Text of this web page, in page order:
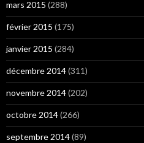
mars 2015 (288)
février 2015 (175)
janvier 2015 (284)
décembre 2014(311)
novembre 2014(202)
octobre 2014(266)
septembre 2014(89)